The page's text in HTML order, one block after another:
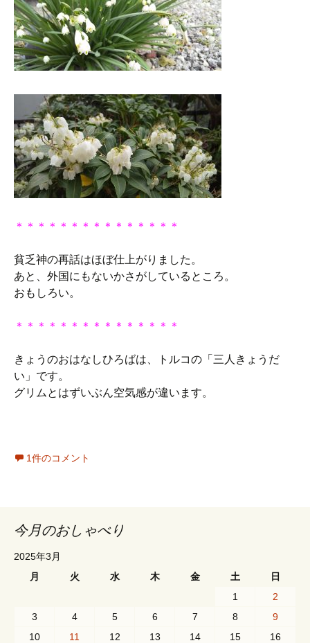
＊＊＊＊＊＊＊＊＊＊＊＊＊＊＊
貧乏神の再話はほぼ仕上がりました。
あと、外国にもないかさがしているところ。
おもしろい。
＊＊＊＊＊＊＊＊＊＊＊＊＊＊＊
きょうのおはなしひろばは、トルコの「三人きょうだ
い」です。
グリムとはずいぶん空気感が違います。
1件のコメント
今月のおしゃべり
2025年3月
月
火 水 木 金 土 日
1
2
3
4 5 6 7 8
9
10
11 12 13 14 15
16